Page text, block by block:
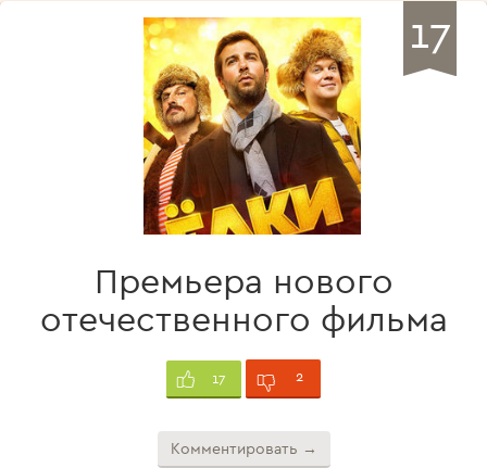
17
Премьера нового
отечественного фильма
17 2
Комментировать →